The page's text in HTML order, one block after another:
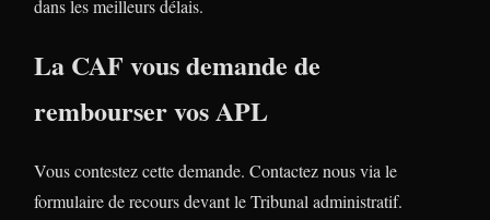
dans les meilleurs délais.
La CAF vous demande de
rembourser vos APL
Vous contestez cette demande. Contactez nous via le
formulaire de recours devant le Tribunal administratif.